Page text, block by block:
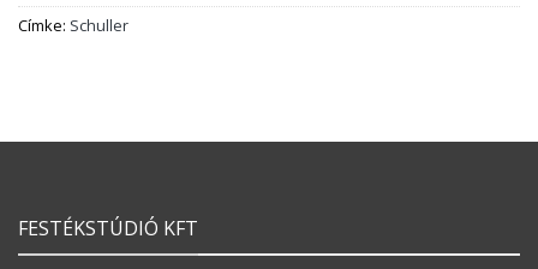
Címke: Schuller
FESTÉKSTÚDIÓ KFT